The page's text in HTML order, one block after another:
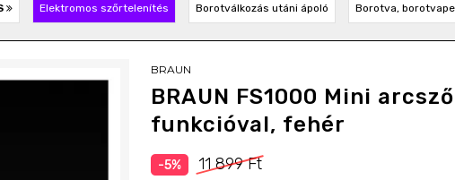
Elektromos szőrtelenítés Borotválkozás utáni ápoló Borotva,
BRAUN
BRAUN FS1000 Mini
funkcióval, fehér
-5% 11 899 Ft